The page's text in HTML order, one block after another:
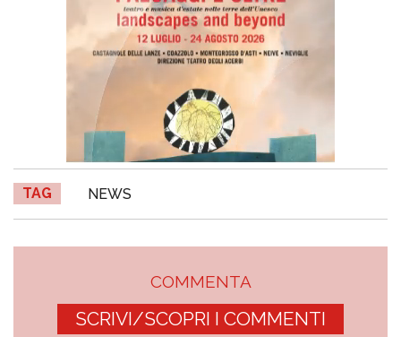
TAG NEWS
COMMENTA
SCRIVI/SCOPRI I COMMENTI